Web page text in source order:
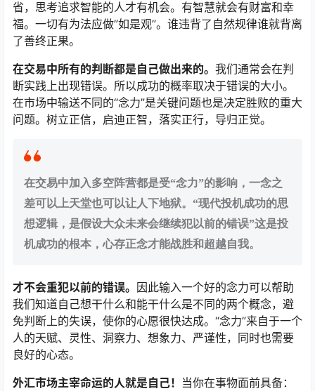
省，思考追求智能的人才有机会。有智慧就会有财富和幸
福。一切有为法应做”如是观”。谁违背了自然规律谁就背离
了善终正果。
在交易中所有的判断都是自己做出来的。 我们通常会在判
断实践上出现错误。所以成功的概率取决于错误的大小。
在市场中输送不同的“念力”是关键问题也是决定胜败的重大
问题。树立正信，启迪正智，落实正行，导归正觉。
在交易中加入多空阵营都是受“念力”的影响，一念之
差可以上天堂也可以让人下地狱。“现代投机成功的思
想逻辑，是假设大众未来会继续犯以前的错误”这是投
机成功的根本，心存正念才能战胜和超越自我。
才不会重犯以前的错误。 因此输入一个好的念力可以帮助
我们知道自己想干什么和能干什么是不同的两个概念，避
免判断上的失误，使你的心愿很快达成。“念力”来自于一个
人的天赋、灵性、洞察力、想象力、严谨性，同时也需要
良好的心态。
外汇市场主宰命运的人就是自己！ 当你在事物面前具备：